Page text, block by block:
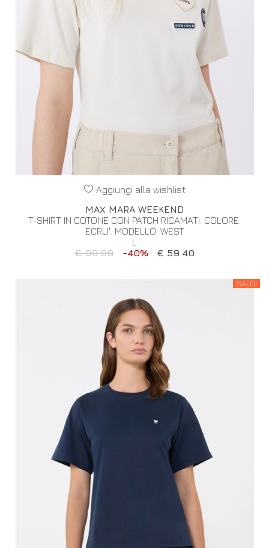
Aggiungi alla wishlist
MAX MARA WEEKEND
T-SHIRT IN COTONE CON PATCH RICAMATI. COLORE:
ECRU'. MODELLO: WEST
L
€ 99.00
-40% € 59.40
SALDI